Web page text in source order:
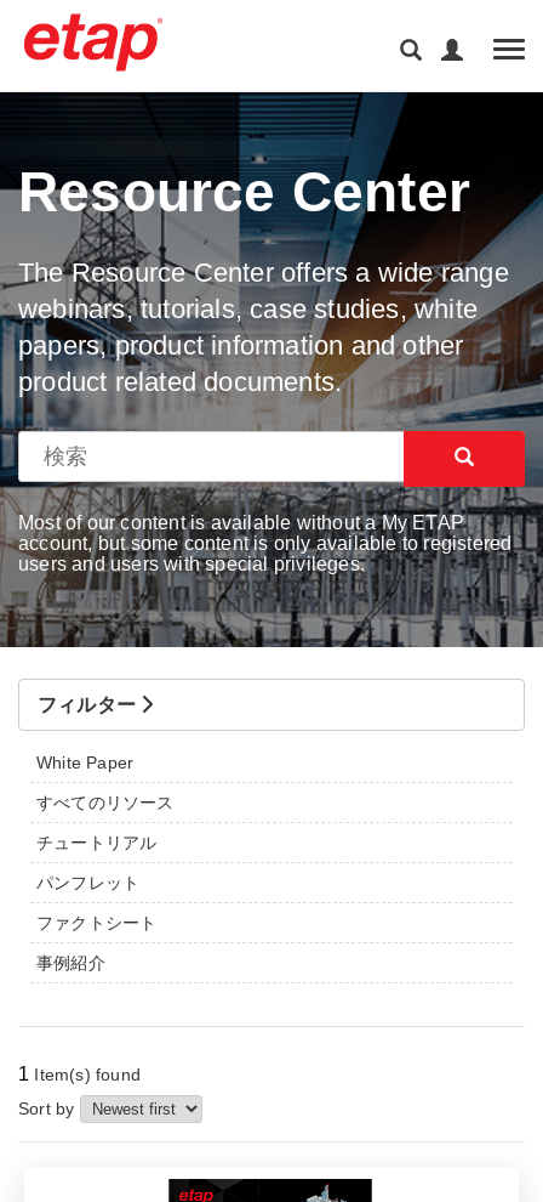
Resource Center
The Resource Center offers a wide range
webinars, tutorials, case studies, white
papers, product information and other
product related documents.
Most of our content is available without a My ETAP
account, but some content is only available to registered
users and users with special privileges.
フィルター
White Paper
すべてのリソース
チュートリアル
パンフレット
ファクトシート
事例紹介
1 Item(s) found
Sort by